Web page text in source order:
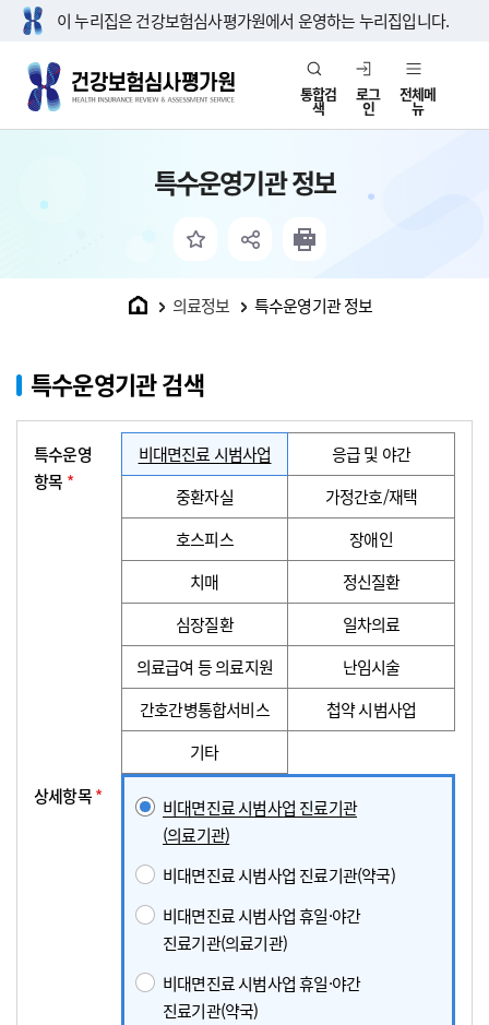
이 누리집은 건강보험심사평가원에서 운영하는 누리집입니다.
통합검
색
로그
인
전체메
뉴
특수운영기관 정보
홈 의료정보 특수운영기관 정보
특수운영기관 검색
특수운영
항목 *
비대면진료 시범사업
응급 및 야간
중환자실
가정간호/재택
호스피스
장애인
치매
정신질환
심장질환
일차의료
의료급여 등 의료지원
난임시술
간호간병통합서비스
첩약 시범사업
기타
상세항목*
비대면진료 시범사업 진료기관
(의료기관)
비대면진료 시범사업 진료기관(약국)
비대면진료 시범사업 휴일·야간
진료기관(의료기관)
비대면진료 시범사업 휴일·야간
진료기관(약국)